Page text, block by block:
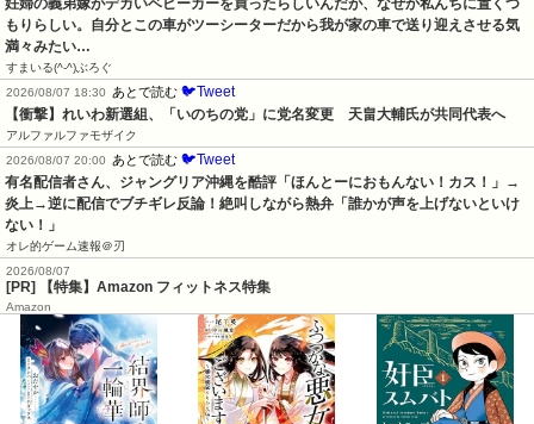
妊婦の義弟嫁がデカいベビーカーを買ったらしいんだが、なぜか私んちに置くつ
もりらしい。自分とこの車がツーシーターだから我が家の車で送り迎えさせる気
満々みたい…
すまいる(^-^)ぶろぐ
2026/08/07 18:30
あとで読む 🐦Tweet
【衝撃】れいわ新選組、「いのちの党」に党名変更　天畠大輔氏が共同代表へ
アルファルファモザイク
2026/08/07 20:00
あとで読む 🐦Tweet
有名配信者さん、ジャングリア沖縄を酷評「ほんとーにおもんない！カス！」→
炎上→逆に配信でブチギレ反論！絶叫しながら熱弁「誰かが声を上げないといけ
ない！」
オレ的ゲーム速報＠刃
2026/08/07
[PR] 【特集】Amazon フィットネス特集
Amazon